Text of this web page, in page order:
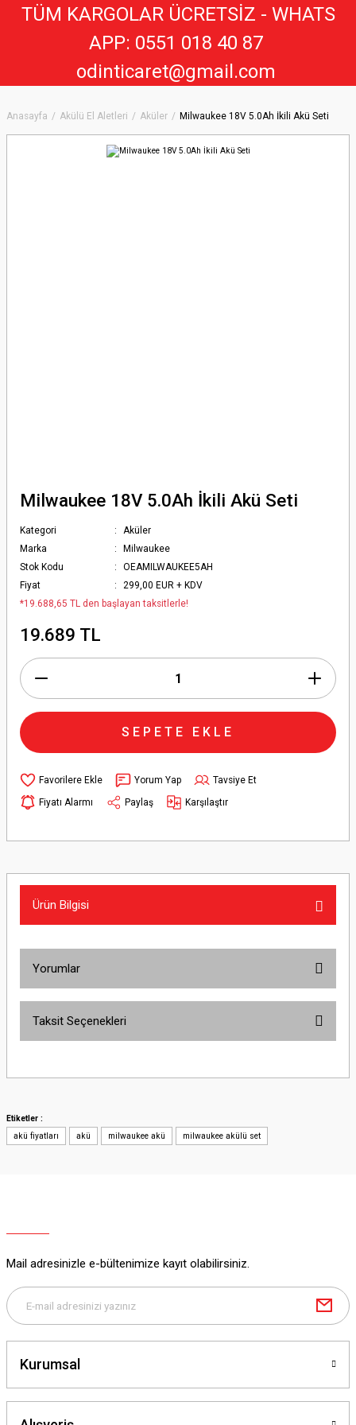
Anasayfa Akülü El Aletleri Aküler Milwaukee 18V 5.0Ah İkili Akü Seti
Milwaukee 18V 5.0Ah İkili Akü Seti
Kategori
Aküler
Marka
Milwaukee
Stok Kodu
OEAMILWAUKEE5AH
Fiyat
299,00 EUR + KDV
*19.688,65 TL den başlayan taksitlerle!
19.689 TL
SEPETE EKLE
Yorum Yap
Tavsiye Et
Fiyatı Alarmı
Paylaş Karşılaştır
Ürün Bilgisi
Yorumlar
Yorum Yaz
Taksit Seçenekleri
Etiketler :
akü fiyatları
akü milwaukee akü milwaukee akülü set
Mail adresinizle e-bültenimize kayıt olabilirsiniz.
Kurumsal
TÜM KARGOLAR ÜCRETSİZ - WHATS
APP: 0551 018 40 87
odinticaret@gmail.com